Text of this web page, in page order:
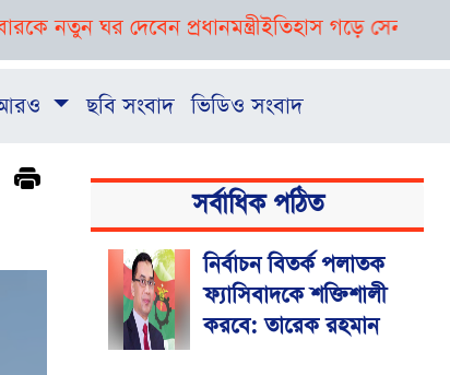
ঘর দেবেন প্রধানমন্ত্রীইতিহাস গড়ে সেনাবাহিনীতে
ছবি সংবাদ ভিডিও সংবাদ
সর্বাধিক পঠিত
নির্বাচন বিতর্ক পলাতক
ফ্যাসিবাদকে শক্তিশালী
করবে: তারেক রহমান